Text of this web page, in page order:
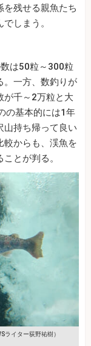
を残せる親魚たち
しまう。
は50粒～300粒
。一方、数釣りが
が千～2万粒と大
の基本的には1年
山持ち帰って良い
較からも、渓魚を
とが判る。
ライター荻野祐樹）